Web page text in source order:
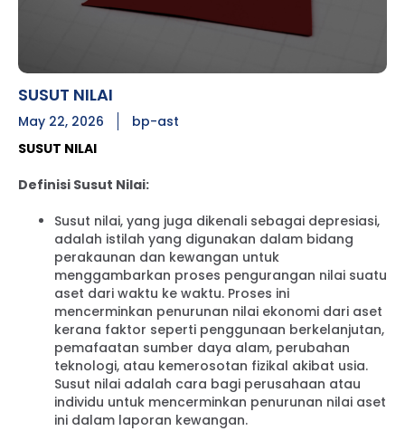
SUSUT NILAI
May 22, 2026
bp-ast
SUSUT NILAI
Definisi Susut Nilai:
Susut nilai, yang juga dikenali sebagai depresiasi,
adalah istilah yang digunakan dalam bidang
perakaunan dan kewangan untuk
menggambarkan proses pengurangan nilai suatu
aset dari waktu ke waktu. Proses ini
mencerminkan penurunan nilai ekonomi dari aset
kerana faktor seperti penggunaan berkelanjutan,
pemafaatan sumber daya alam, perubahan
teknologi, atau kemerosotan fizikal akibat usia.
Susut nilai adalah cara bagi perusahaan atau
individu untuk mencerminkan penurunan nilai aset
ini dalam laporan kewangan.